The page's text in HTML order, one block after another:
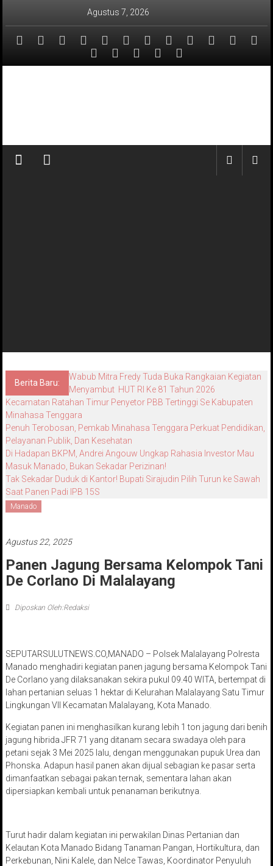
Agustus 7, 2026
Berita Baru:
Wabub Mitra Fredy Tuda Buka Rangkaian Kegiatan
Menyambut HUT RI Ke 81 Tahun 2026
Kecamatan Ratahan Timur Penyetor PBB Tertinggi Se Kabupaten
Minahasa Tenggara
Penuh Terobosan, Pemkab Minahasa Tenggara Perkuat Pendidikan,
Pelayanan Publik, Dan Kesehatan
Di Hadapan BKPM, Andrei Angouw Ungkap Rahasia Investor Mau
Masuk Manado, Bukan Sekadar Perizinan!
Tak Sekadar Duduk di Kantor! Bupati Sirajudin Pilih Turun ke Sawah
Saat Panen Padi IPB 15S
Manado
Agustus 22, 2025
Panen Jagung Bersama Kelompok Tani
De Corlano Di Malalayang
Diposkan Oleh:Redaksi
SEPUTARSULUTNEWS.CO,MANADO – Polsek Malalayang Polresta
Manado menghadiri kegiatan panen jagung bersama Kelompok Tani
De Corlano yang dilaksanakan sekira pukul 09.40 WITA, bertempat di
lahan pertanian seluas 1 hektar di Kelurahan Malalayang Satu Timur
Lingkungan VII Kecamatan Malalayang, Kota Manado.
Kegiatan panen ini menghasilkan kurang lebih 1 ton jagung dari benih
jagung hibrida JFR 71 yang ditanam secara swadaya oleh para
petani sejak 3 Mei 2025 lalu, dengan menggunakan pupuk Urea dan
Phonska. Adapun hasil panen akan dijual sebagian ke pasar serta
dimanfaatkan sebagai pakan ternak, sementara lahan akan
dipersiapkan kembali untuk penanaman berikutnya.
Turut hadir dalam kegiatan ini perwakilan Dinas Pertanian dan
Kelautan Kota Manado Bidang Tanaman Pangan, Hortikultura, dan
Perkebunan, Nini Kalele, dan Nelce Tawas, Koordinator Penyuluh